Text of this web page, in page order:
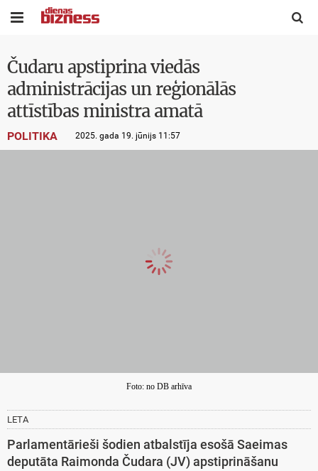
 
Čudaru apstiprina viedās
administrācijas un reģionālās
attīstības ministra amatā
POLITIKA 2025. gada 19. jūnijs 11:57
Foto: no DB arhīva
LETA
Parlamentārieši šodien atbalstīja esošā Saeimas
deputāta Raimonda Čudara (JV) apstiprināšanu